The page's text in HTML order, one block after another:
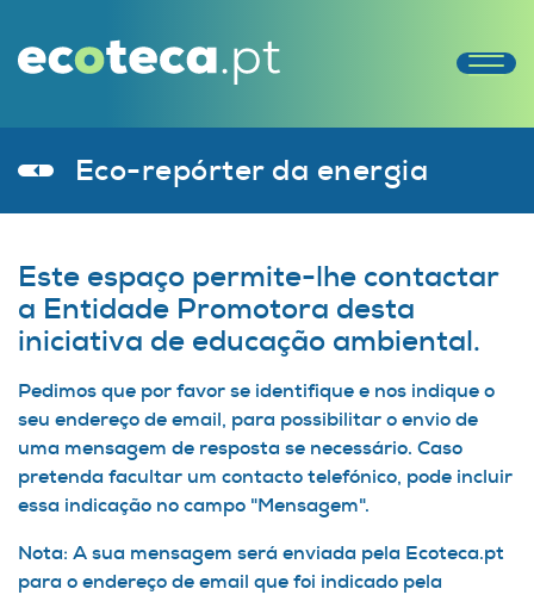
Eco-repórter da energia
Este espaço permite-lhe contactar
a Entidade Promotora desta
iniciativa de educação ambiental.
Pedimos que por favor se identifique e nos indique o
seu endereço de email, para possibilitar o envio de
uma mensagem de resposta se necessário. Caso
pretenda facultar um contacto telefónico, pode incluir
essa indicação no campo "Mensagem".
Nota: A sua mensagem será enviada pela Ecoteca.pt
para o endereço de email que foi indicado pela